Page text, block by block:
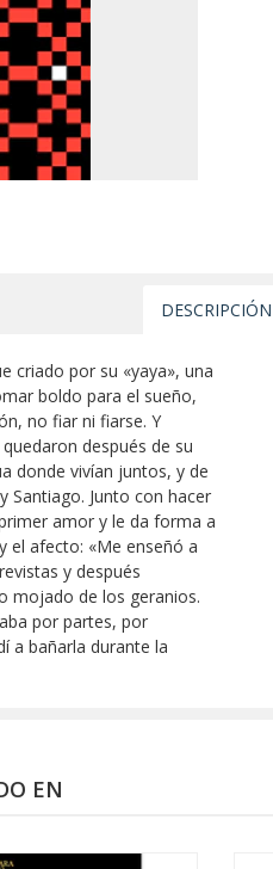
DESCRIPCIÓN
criado por su «yaya», una
boldo para el sueño,
no fiar ni fiarse. Y
después de su
donde vivían juntos, y de
Santiago. Junto con hacer
amor y le da forma a
el afecto: «Me enseñó a
y después
mojado de los geranios.
por partes, por
a bañarla durante la
EN